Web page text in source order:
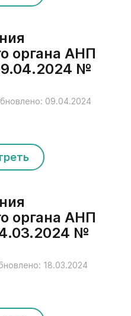
органа АНП
№
09.04.2024
органа АНП
№
18.03.2024